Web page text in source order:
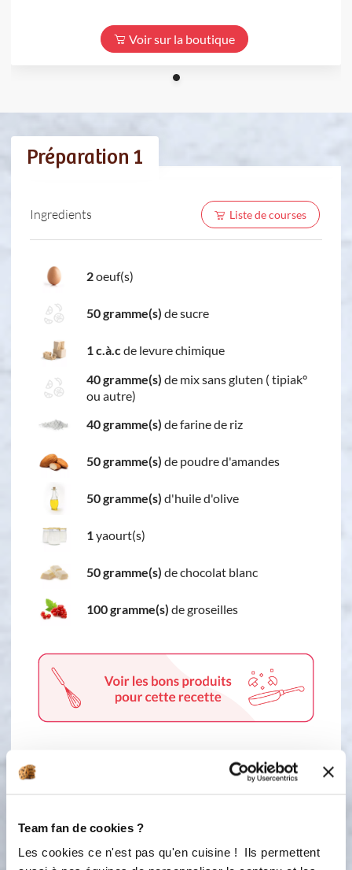
Team fan de cookies ?
Les cookies ce n'est pas qu'en cuisine ! Ils permettent
Voir sur la boutique
Préparation 1
Ingredients Liste de courses
2oeuf(s)
50 gramme(s) de sucre
1 c.à.cde levure chimique
40 gramme(s) de mix sans gluten ( tipiak°
ou autre)
40 gramme(s) de farine de riz
50 gramme(s) de poudre d'amandes
50 gramme(s) d'huile d'olive
1yaourt(s)
50 gramme(s) de chocolat blanc
100 gramme(s) de groseilles
1
Battre les œufs et le sucre jusqu’à ce
que le mélange blanchisse et triple de